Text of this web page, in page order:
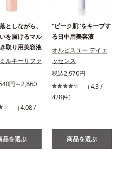
としながら、
を届けるマル
取り用美容液
ルキーリファ
円～2,860
（4.08 /
品を選ぶ
“ピーク肌”をキープす
る日中用美容液
オルビスユー デイエ
ッセンス
税込2,970円
（4.3 /
428件）
商品を選ぶ